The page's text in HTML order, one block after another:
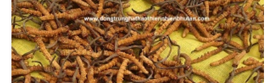
2. Căng thẳng stress
3. Thiếu máu